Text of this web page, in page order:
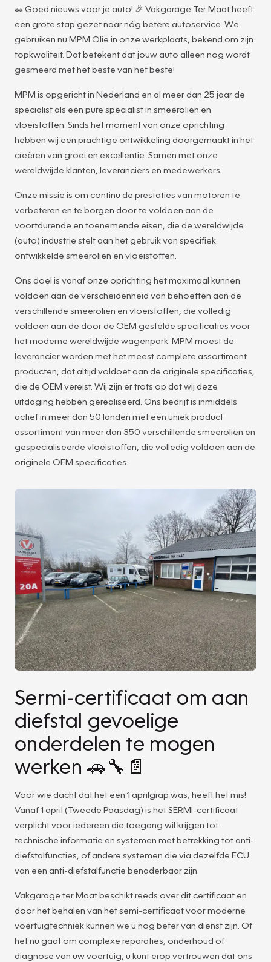
🚗 Goed nieuws voor je auto! 🎉 Vakgarage Ter Maat heeft
een grote stap gezet naar nóg betere autoservice. We
gebruiken nu MPM Olie in onze werkplaats, bekend om zijn
topkwaliteit. Dat betekent dat jouw auto alleen nog wordt
gesmeerd met het beste van het beste!
MPM is opgericht in Nederland en al meer dan 25 jaar de
specialist als een pure specialist in smeeroliën en
vloeistoffen. Sinds het moment van onze oprichting
hebben wij een prachtige ontwikkeling doorgemaakt in het
creëren van groei en excellentie. Samen met onze
wereldwijde klanten, leveranciers en medewerkers.
Onze missie is om continu de prestaties van motoren te
verbeteren en te borgen door te voldoen aan de
voortdurende en toenemende eisen, die de wereldwijde
(auto) industrie stelt aan het gebruik van specifiek
ontwikkelde smeeroliën en vloeistoffen.
Ons doel is vanaf onze oprichting het maximaal kunnen
voldoen aan de verscheidenheid van behoeften aan de
verschillende smeeroliën en vloeistoffen, die volledig
voldoen aan de door de OEM gestelde specificaties voor
het moderne wereldwijde wagenpark. MPM moest de
leverancier worden met het meest complete assortiment
producten, dat altijd voldoet aan de originele specificaties,
die de OEM vereist. Wij zijn er trots op dat wij deze
uitdaging hebben gerealiseerd. Ons bedrijf is inmiddels
actief in meer dan 50 landen met een uniek product
assortiment van meer dan 350 verschillende smeeroliën en
gespecialiseerde vloeistoffen, die volledig voldoen aan de
originele OEM specificaties.
Sermi-certificaat om aan
diefstal gevoelige
onderdelen te mogen
werken 🚗🔧📄
Voor wie dacht dat het een 1 aprilgrap was, heeft het mis!
Vanaf 1 april (Tweede Paasdag) is het SERMI-certificaat
verplicht voor iedereen die toegang wil krijgen tot
technische informatie en systemen met betrekking tot anti-
diefstalfuncties, of andere systemen die via dezelfde ECU
van een anti-diefstalfunctie benaderbaar zijn.
Vakgarage ter Maat beschikt reeds over dit certificaat en
door het behalen van het semi-certificaat voor moderne
voertuigtechniek kunnen we u nog beter van dienst zijn. Of
het nu gaat om complexe reparaties, onderhoud of
diagnose van uw voertuig, u kunt erop vertrouwen dat ons